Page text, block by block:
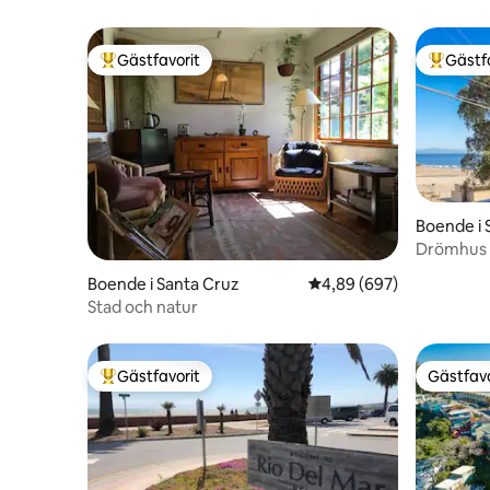
Populär gästfavorit
Gästfavorit
Boende i Santa Cruz 4,89 av 5 i
4,89 (697)
Stad och natur
Boende i
Populär gästfavorit
Gästfavorit